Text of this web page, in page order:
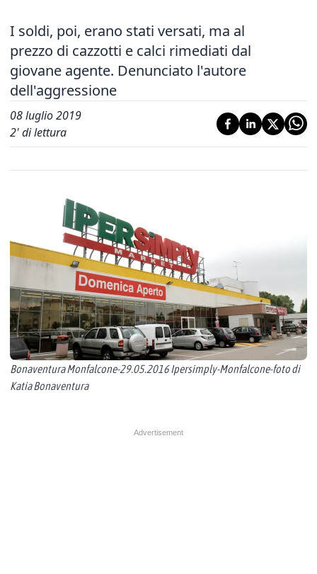
I soldi, poi, erano stati versati, ma al
prezzo di cazzotti e calci rimediati dal
giovane agente. Denunciato l'autore
dell'aggressione
08 luglio 2019
2' di lettura
Bonaventura Monfalcone-29.05.2016 Ipersimply-Monfalcone-foto di
Katia Bonaventura